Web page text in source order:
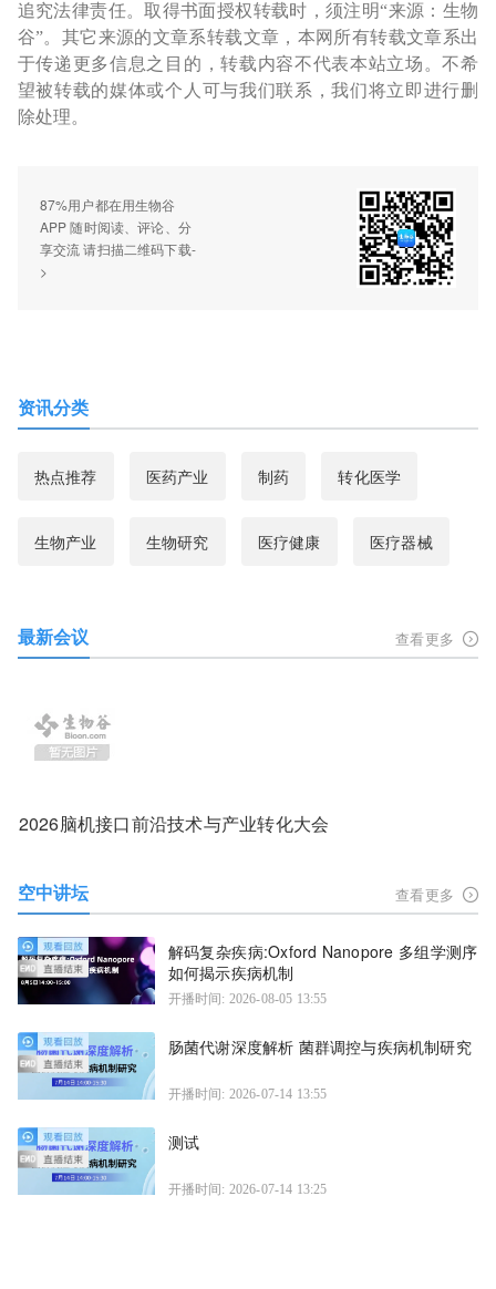
追究法律责任。取得书面授权转载时，须注明“来源：生物
谷”。其它来源的文章系转载文章，本网所有转载文章系出
于传递更多信息之目的，转载内容不代表本站立场。不希
望被转载的媒体或个人可与我们联系，我们将立即进行删
除处理。
87%用户都在用生物谷
APP 随时阅读、评论、分
享交流 请扫描二维码下载-
>
资讯分类
热点推荐 医药产业 制药 转化医学
生物产业 生物研究 医疗健康 医疗器械
最新会议 查看更多
2026脑机接口前沿技术与产业转化大会
空中讲坛 查看更多
解码复杂疾病:Oxford Nanopore 多组学测序
如何揭示疾病机制
开播时间: 2026-08-05 13:55
肠菌代谢深度解析 菌群调控与疾病机制研究
开播时间: 2026-07-14 13:55
测试
开播时间: 2026-07-14 13:25